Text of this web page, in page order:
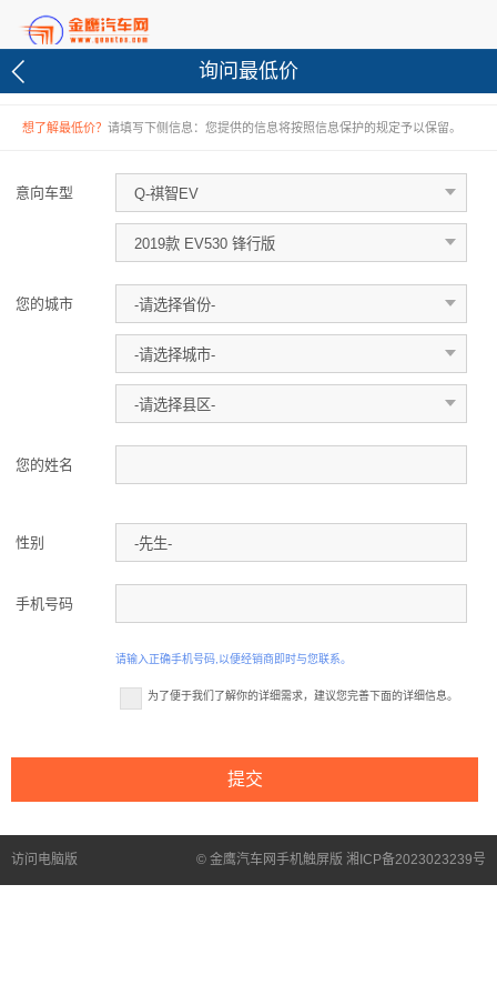
询问最低价
想了解最低价？ 请填写下侧信息：您提供的信息将按照信息保护的规定予以保留。
意向车型
您的城市
您的姓名
性别
手机号码
请输入正确手机号码,以便经销商即时与您联系。
为了便于我们了解你的详细需求，建议您完善下面的详细信息。
访问电脑版 © 金鹰汽车网手机触屏版 湘ICP备2023023239号